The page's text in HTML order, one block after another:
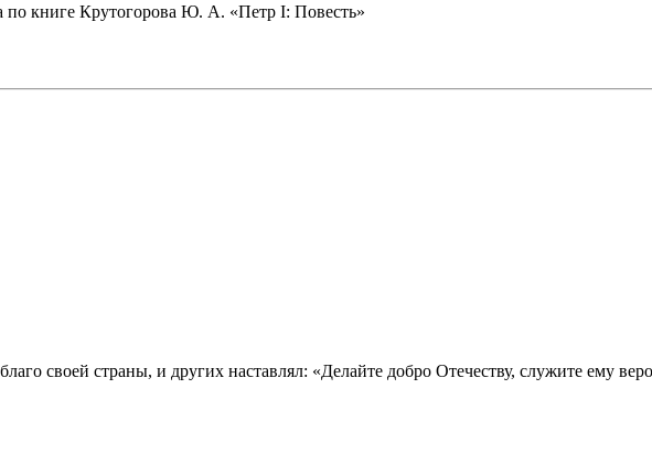
по книге Крутогорова Ю. А. «Петр I: Повесть»
своей страны, и других наставлял: «Делайте добро Отечеству, служите ему